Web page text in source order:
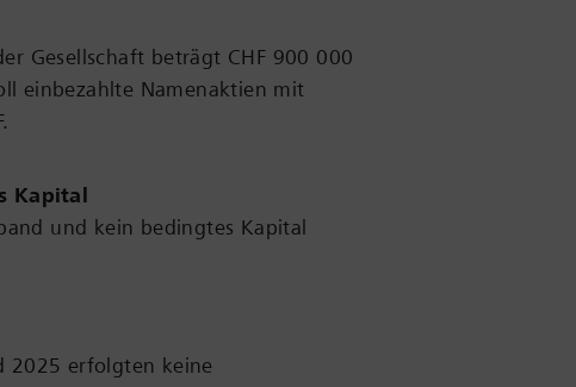
Gesellschaft beträgt CHF 900 000
einbezahlte Namenaktien mit
Kapital
und kein bedingtes Kapital
2025 erfolgten keine